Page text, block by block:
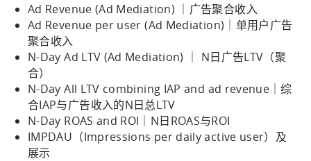
Ad Revenue (Ad Mediation) ｜广告聚合收入
Ad Revenue per user (Ad Mediation)｜单用户广告
聚合收入
N-Day Ad LTV (Ad Mediation) ｜ N日广告LTV（聚
合）
N-Day All LTV combining IAP and ad revenue｜综
合IAP与广告收入的N日总LTV
N-Day ROAS and ROI｜N日ROAS与ROI
IMPDAU（Impressions per daily active user）及
展示